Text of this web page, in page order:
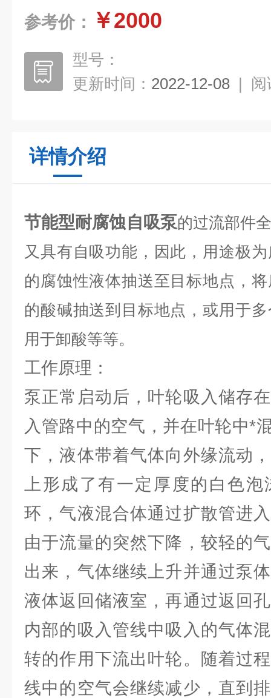
参考价： ￥2000
型号：
更新时间： 2022-12-08 | 阅
详情介绍
节能型耐腐蚀自吸泵的过流部件
又具有自吸功能，因此，用途极
的腐蚀性液体抽送至目标地点，
的酸碱抽送到目标地点，或用于
用于卸酸等等。
工作原理：
泵正常启动后，叶轮吸入储存
入管路中的空气，并在叶轮中*
下，液体带着气体向外缘流动
上形成了有一定厚度的白色
环，气液混合体通过扩散管进
由于流量的突然下降，较轻的
出来，气体继续上升并通过泵
液体返回储液室，再通过返回
内部的吸入管线中吸入的气体
转的作用下流出叶轮。随着过
线中的空气会继续减少，直到